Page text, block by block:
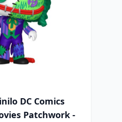
DC Comics
Patchwork -